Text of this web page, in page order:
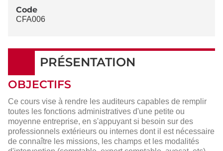
Code
CFA006
PRÉSENTATION
OBJECTIFS
Ce cours vise à rendre les auditeurs capables de remplir
toutes les fonctions administratives d'une petite ou
moyenne entreprise, en s'appuyant si besoin sur des
professionnels extérieurs ou internes dont il est nécessaire
de connaître les missions, les champs et les modalités